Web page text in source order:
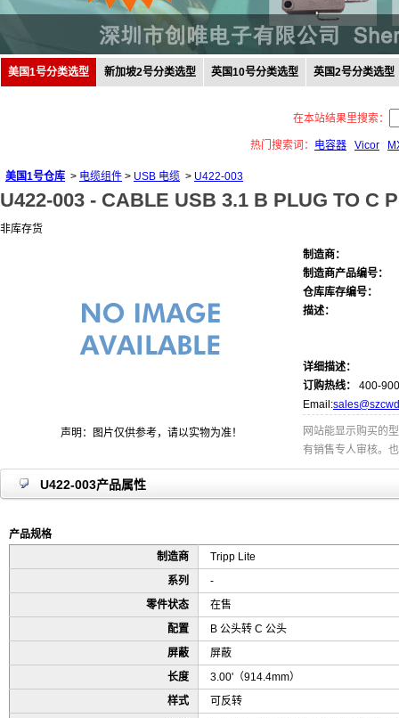
美国1号分类选型 新加坡2号分类选型 英国10号分类选型 英国2号分类选型
在本站结果里搜索：
热门搜索词： 电容器 Vicor
美国1号仓库 > 电缆组件 > USB 电缆 > U422-003
U422-003 - CABLE USB 3.1 B PLUG TO C
非库存货
声明：图片仅供参考，请以实物为准！
制造商：
制造商产品编号：
仓库库存编号：
描述：
详细描述：
订购热线：
400-
Email:
网站能显示购买的
有销售专人审核。
U422-003产品属性
产品规格
制造商
Tripp Lite
系列
-
零件状态
在售
配置
B 公头转 C 公头
屏蔽
屏蔽
长度
3.00'（914.4mm）
样式
可反转